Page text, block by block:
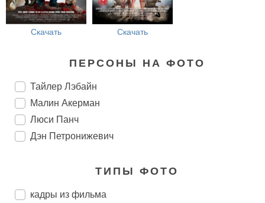
Скачать Скачать
ПЕРСОНЫ НА ФОТО
Тайлер Лэбайн
Малин Акерман
Люси Панч
Дэн Петронижевич
ТИПЫ ФОТО
кадры из фильма